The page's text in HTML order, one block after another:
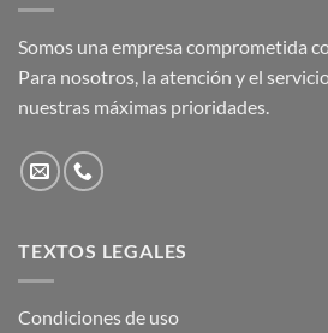
Somos una empresa comprometida
Para nosotros, la atención y el
nuestras máximas prioridades.
TEXTOS LEGALES
Condiciones de uso